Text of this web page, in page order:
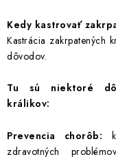
Kedy kastrovať
Kastrácia zakrpatených
dôvodov.
Tu sú niektoré
králikov:
Prevencia chorôb:
zdravotných